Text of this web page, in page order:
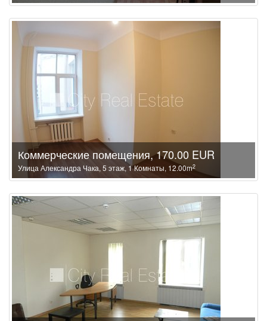
Коммерческие помещения, 170.00 EUR
Улица Александра Чака, 5 этаж, 1 Комнаты, 12.00m2